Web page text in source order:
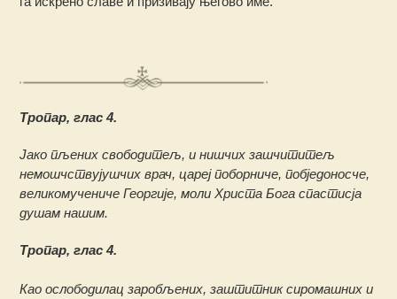
Тропар, глас 4.
Јако пљених свободитељ, и нишчих зашчититељ
немошчствујушчих врач, цареј поборниче, побједоносче,
великомучениче Георгије, моли Христа Бога спастисја
душам нашим.
Тропар, глас 4.
Као ослободилац заробљених, заштитник сиромашних и